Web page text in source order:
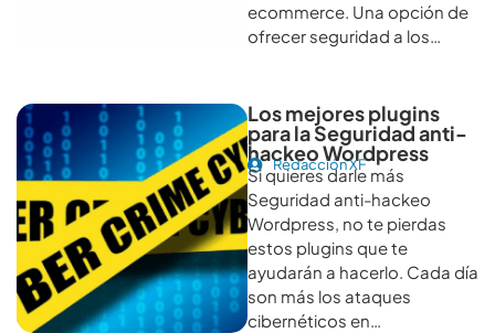
ecommerce. Una opción de
ofrecer seguridad a los…
Los mejores plugins
para la Seguridad anti-
hackeo Wordpress
Redacción XF
Si quieres darle más
Seguridad anti-hackeo
Wordpress, no te pierdas
estos plugins que te
ayudarán a hacerlo. Cada día
son más los ataques
cibernéticos en…